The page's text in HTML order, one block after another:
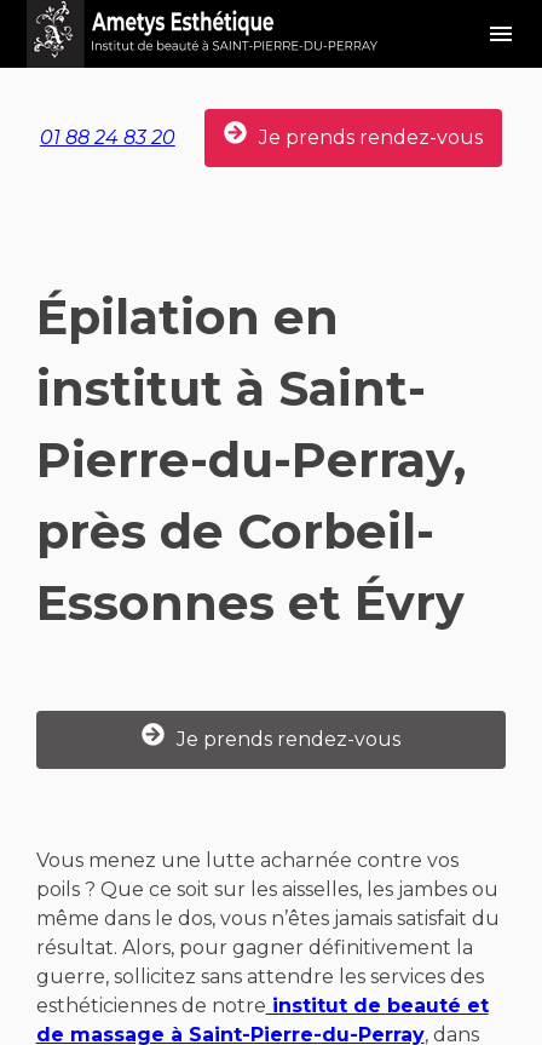
menu
01 88 24 83 20 Je prends rendez-vous
Épilation en
institut à Saint-
Pierre-du-Perray,
près de Corbeil-
Essonnes et Évry
Je prends rendez-vous
Vous menez une lutte acharnée contre vos
poils ? Que ce soit sur les aisselles, les jambes ou
même dans le dos, vous n’êtes jamais satisfait du
résultat. Alors, pour gagner définitivement la
guerre, sollicitez sans attendre les services des
esthéticiennes de notre institut de beauté et
de massage à Saint-Pierre-du-Perray, dans
Panneau de gestion des cookies